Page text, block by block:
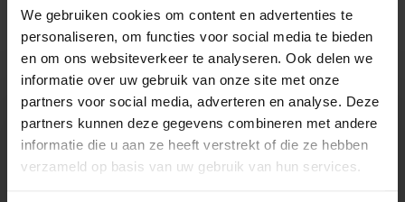
We gebruiken cookies om content en advertenties te
personaliseren, om functies voor social media te bieden
en om ons websiteverkeer te analyseren. Ook delen we
informatie over uw gebruik van onze site met onze
partners voor social media, adverteren en analyse. Deze
partners kunnen deze gegevens combineren met andere
informatie die u aan ze heeft verstrekt of die ze hebben
verzameld op basis van uw gebruik van hun services.
Gewoon bij u thuis, voor een echte Slegers
Spuitwerken prijs.